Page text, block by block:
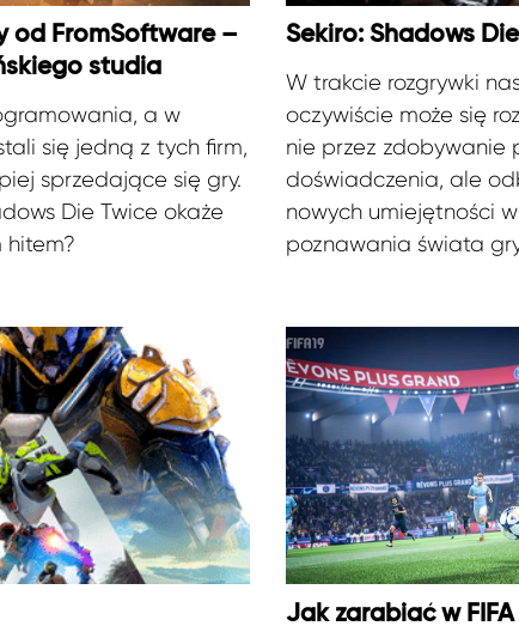
od FromSoftware –
studia
a w
się jedną z tych firm,
sprzedające się gry.
Die Twice okaże
hitem?
Sekiro: Shadows
W trakcie rozgrywki
oczywiście może się
nie przez zdobywanie
doświadczenia, ale
nowych umiejętności
poznawania świata
Jak zarabiać w